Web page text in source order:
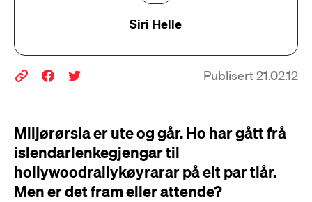
Siri Helle
Publisert 21.02.12
Miljørørsla er ute og går. Ho har gått frå
islendarlenkegjengar til
hollywoodrallykøyrarar på eit par tiår.
Men er det fram eller attende?